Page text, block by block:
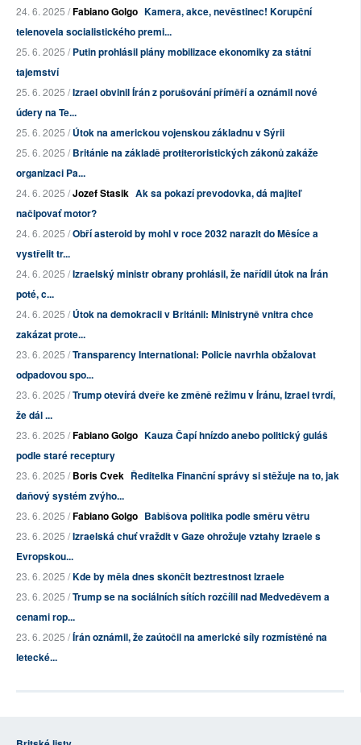
24. 6. 2025 /Fabiano Golgo Kamera, akce, nevěstinec! Korupční
telenovela socialistického premi...
25. 6. 2025 /Putin prohlásil plány mobilizace ekonomiky za státní
tajemství
25. 6. 2025 /Izrael obvinil Írán z porušování příměří a oznámil nové
údery na Te...
25. 6. 2025 /Útok na americkou vojenskou základnu v Sýrii
25. 6. 2025 /Británie na základě protiteroristických zákonů zakáže
organizaci Pa...
24. 6. 2025 /Jozef Stasik Ak sa pokazí prevodovka, dá majiteľ
načipovať motor?
24. 6. 2025 /Obří asteroid by mohl v roce 2032 narazit do Měsíce a
vystřelit tr...
24. 6. 2025 /Izraelský ministr obrany prohlásil, že nařídil útok na Írán
poté, c...
24. 6. 2025 /Útok na demokracii v Británii: Ministryně vnitra chce
zakázat prote...
23. 6. 2025 /Transparency International: Policie navrhla obžalovat
odpadovou spo...
23. 6. 2025 /Trump otevírá dveře ke změně režimu v Íránu, Izrael tvrdí,
že dál ...
23. 6. 2025 /Fabiano Golgo Kauza Čapí hnízdo anebo politický guláš
podle staré receptury
23. 6. 2025 /Boris Cvek Ředitelka Finanční správy si stěžuje na to, jak
daňový systém zvýho...
23. 6. 2025 /Fabiano Golgo Babišova politika podle směru větru
23. 6. 2025 /Izraelská chuť vraždit v Gaze ohrožuje vztahy Izraele s
Evropskou...
23. 6. 2025 /Kde by měla dnes skončit beztrestnost Izraele
23. 6. 2025 /Trump se na sociálních sítích rozčílil nad Medveděvem a
cenami rop...
23. 6. 2025 /Írán oznámil, že zaútočil na americké síly rozmístěné na
letecké...